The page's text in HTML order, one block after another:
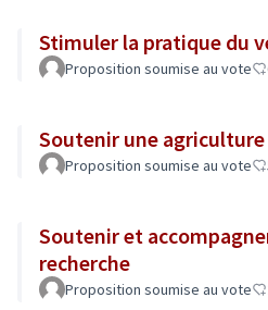
Stimuler la pratique du
Proposition soumise au vote
Soutenir une
Proposition soumise au vote
Soutenir et
recherche
Proposition soumise au vote